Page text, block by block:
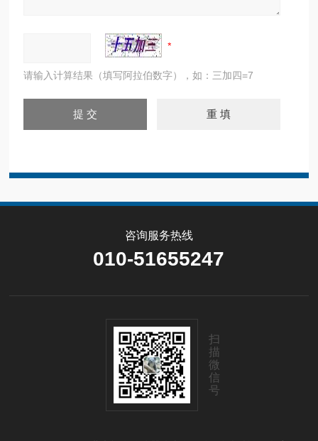
请输入计算结果（填写阿拉伯数字），如：三加四=7
咨询服务热线
010-51655247
扫
描
微
信
号